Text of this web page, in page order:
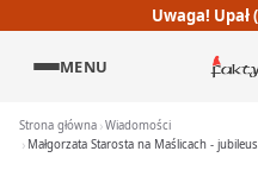
Uwaga!
MENU
Strona główna Wiadomości
Małgorzata Starosta na Maślicach -